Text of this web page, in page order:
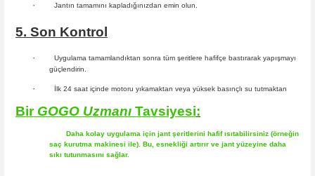
· Jantın tamamını kapladığınızdan emin olun.
5. Son Kontrol
·
Uygulama tamamlandıktan sonra tüm şeritlere hafifçe bastırarak yapışmayı
güçlendirin.
· İlk 24 saat içinde motoru yıkamaktan veya yüksek basınçlı su tutmaktan
Bir GOGO Uzmanı Tavsiyesi:
Daha kolay uygulama için jant şeritlerini hafif ısıtabilirsiniz (örneğin
saç kurutma makinesi ile). Bu, esnekliği artırır ve jant yüzeyine daha
sıkı tutunmasını sağlar.